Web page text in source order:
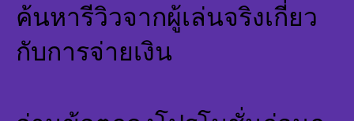
ค้นหารีวิวจากผู้เล่นจริงเกี่ยว
กับการจ่ายเงิน